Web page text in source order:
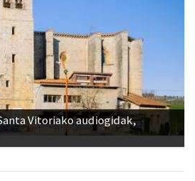
Vitoriako audiogidak,